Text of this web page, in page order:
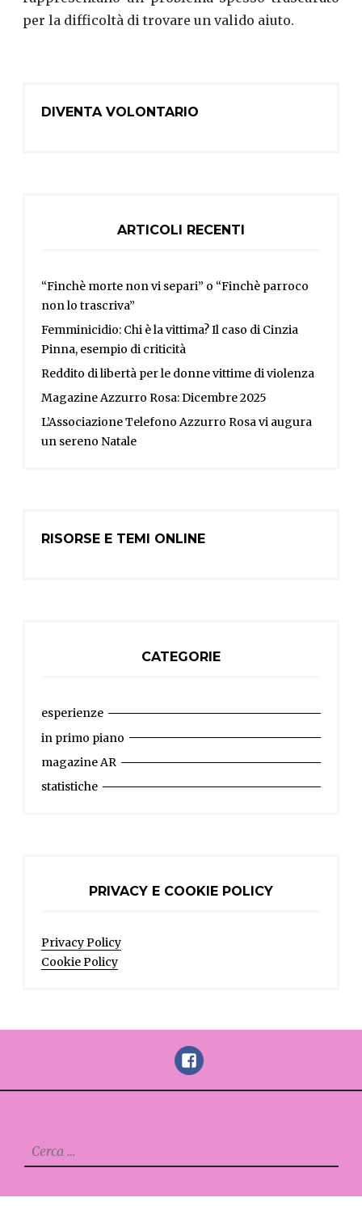
per la difficoltà di trovare un valido aiuto.
DIVENTA VOLONTARIO
ARTICOLI RECENTI
“Finchè morte non vi separi” o “Finchè parroco
non lo trascriva”
Femminicidio: Chi è la vittima? Il caso di Cinzia
Pinna, esempio di criticità
Reddito di libertà per le donne vittime di violenza
Magazine Azzurro Rosa: Dicembre 2025
L’Associazione Telefono Azzurro Rosa vi augura
un sereno Natale
RISORSE E TEMI ONLINE
CATEGORIE
esperienze
in primo piano
magazine AR
statistiche
PRIVACY E COOKIE POLICY
Privacy Policy
Cookie Policy
FaceBook
Ricerca
per: